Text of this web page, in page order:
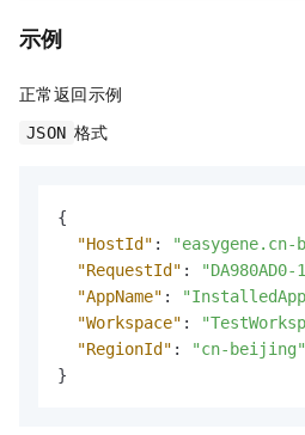
示例
正常返回示例
JSON 格式
{
"HostId" :
"RequestId" :
"DA980AD0-
"AppName" :
"Workspace" :
"RegionId" :
"cn-beijing"
}